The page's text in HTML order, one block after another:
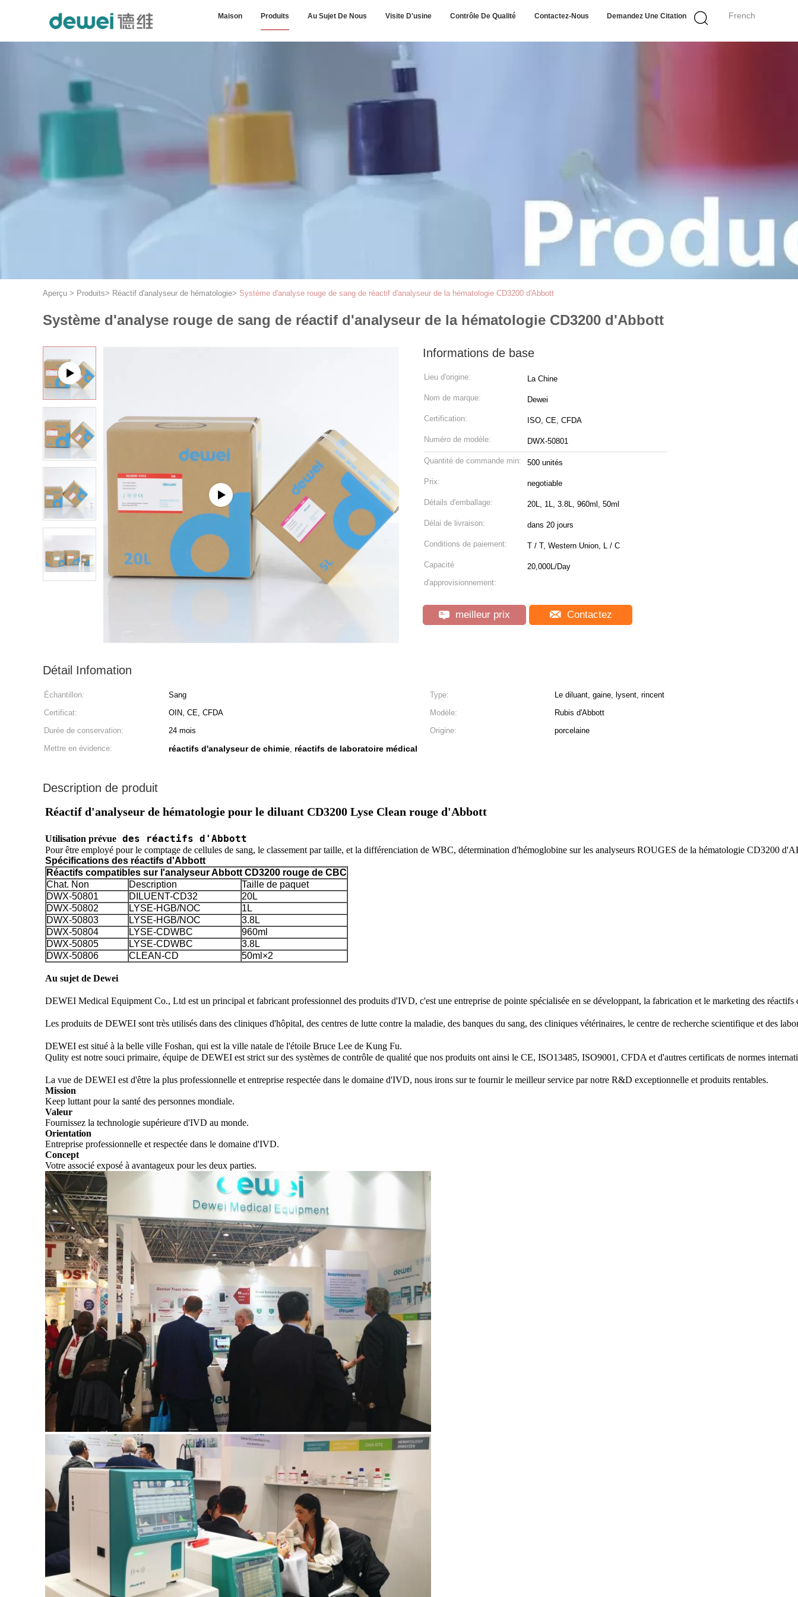
French
Maison Produits Au Sujet De Nous Visite D'usine Contrôle De Qualité Contactez-Nous Demandez Une Citation
Aperçu > Produits> Réactif d'analyseur de hématologie> Système d'analyse rouge de sang de réactif d'analyseur de la hématologie CD3200 d'Abbott
Système d'analyse rouge de sang de réactif d'analyseur de la hématologie CD3200 d'Abbott
Informations de base
Lieu d'origine: La Chine
Nom de marque: Dewei
Certification: ISO, CE, CFDA
Numéro de modèle: DWX-50801
Quantité de commande min: 500 unités
Prix: negotiable
Détails d'emballage: 20L, 1L, 3.8L, 960ml, 50ml
Délai de livraison: dans 20 jours
Conditions de paiement: T / T, Western Union, L / C
Capacité
d'approvisionnement:
20,000L/Day
meilleur prix Contactez
Détail Infomation
Échantillon: Sang Type:
Le diluant, gaine, lysent, rincent
Certificat:
OIN, CE, CFDA Modèle:
Rubis d'Abbott
Durée de conservation:
24 mois Origine:
porcelaine
Mettre en évidence:
réactifs d'analyseur de chimie, réactifs de laboratoire médical
Description de produit
Réactif d'analyseur de hématologie pour le diluant CD3200 Lyse Clean rouge d'Abbott
Utilisation prévue
Spécifications des réactifs d'Abbott
Réactifs compatibles sur l'analyseur Abbott CD3200 rouge de CBC
Chat. Non
Description
Taille de paquet
DWX-50801
DILUENT-CD32
20L
DWX-50802
LYSE-HGB/NOC
1L
DWX-50803
LYSE-HGB/NOC
3.8L
DWX-50804
LYSE-CDWBC
960ml
DWX-50805
LYSE-CDWBC
3.8L
DWX-50806
CLEAN-CD 50ml×2
Au sujet de Dewei
DEWEI Medical Equipment Co., Ltd est un principal et fabricant professionnel des produits d'IVD, c'est une entreprise de pointe spécialisée en se développant, la fabrication et le marketing des
Les produits de DEWEI sont très utilisés dans des cliniques d'hôpital, des centres de lutte contre la maladie, des banques du sang, des cliniques vétérinaires, le centre de recherche scientifique et des
DEWEI est situé à la belle ville Foshan, qui est la ville natale de l'étoile Bruce Lee de Kung Fu.
Qulity est notre souci primaire, équipe de DEWEI est strict sur des systèmes de contrôle de qualité que nos produits ont ainsi le CE, ISO13485, ISO9001, CFDA et d'autres certificats de normes
La vue de DEWEI est d'être la plus professionnelle et entreprise respectée dans le domaine d'IVD, nous irons sur te fournir le meilleur service par notre R&D exceptionnelle et produits rentables.
Mission
Keep luttant pour la santé des personnes mondiale.
Valeur
Fournissez la technologie supérieure d'IVD au monde.
Orientation
Entreprise professionnelle et respectée dans le domaine d'IVD.
Concept
Votre associé exposé à avantageux pour les deux parties.